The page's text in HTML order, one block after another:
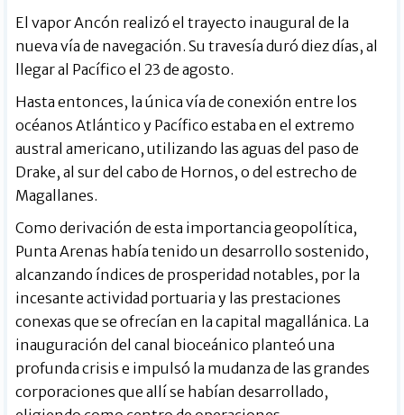
El vapor Ancón realizó el trayecto inaugural de la
nueva vía de navegación. Su travesía duró diez días, al
llegar al Pacífico el 23 de agosto.
Hasta entonces, la única vía de conexión entre los
océanos Atlántico y Pacífico estaba en el extremo
austral americano, utilizando las aguas del paso de
Drake, al sur del cabo de Hornos, o del estrecho de
Magallanes.
Como derivación de esta importancia geopolítica,
Punta Arenas había tenido un desarrollo sostenido,
alcanzando índices de prosperidad notables, por la
incesante actividad portuaria y las prestaciones
conexas que se ofrecían en la capital magallánica. La
inauguración del canal bioceánico planteó una
profunda crisis e impulsó la mudanza de las grandes
corporaciones que allí se habían desarrollado,